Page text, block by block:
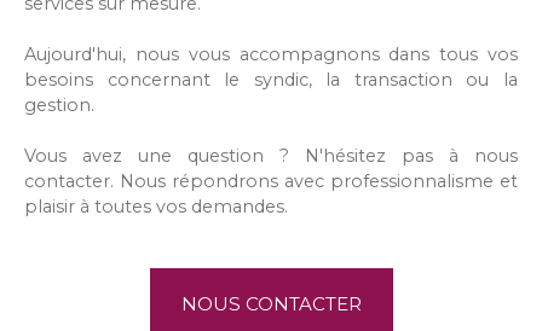
Aujourd'hui, nous vous accompagnons dans tous vos
besoins concernant le syndic, la transaction ou la
gestion.
Vous avez une question ? N'hésitez pas à nous
contacter. Nous répondrons avec professionnalisme et
plaisir à toutes vos demandes.
NOUS CONTACTER